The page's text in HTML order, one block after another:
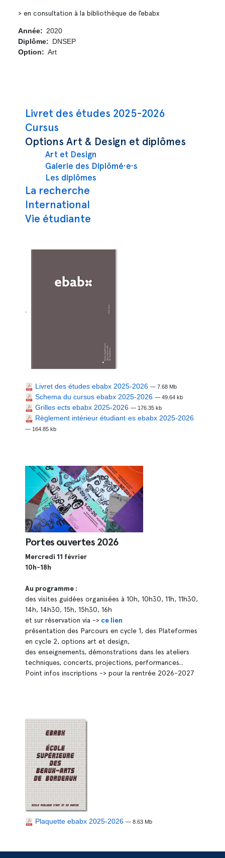
Navigation principale
Livret des études 2025-2026
Cursus
Options Art & Design et diplômes
Art et Design
Galerie des Diplômé·e·s
Les diplômes
La recherche
International
Vie étudiante
.
Livret des études ebabx 2025-2026 — 7.68 Mb
Schema du cursus ebabx 2025-2026 — 49.64 kb
Grilles ects ebabx 2025-2026 — 176.35 kb
Règlement intérieur étudiant·es ebabx 2025-2026
— 164.85 kb
Portes ouvertes 2026
Mercredi 11 février
10h-18h
Au programme :
des visites guidées organisées à 10h, 10h30, 11h, 11h30,
14h, 14h30, 15h, 15h30, 16h
et sur réservation via -> ce lien
présentation des Parcours en cycle 1, des Plateformes
en cycle 2, options art et design,
des enseignements, démonstrations dans les ateliers
techniques, concerts, projections, performances...
Point infos inscriptions -> pour la rentrée 2026-2027
Plaquette ebabx 2025-2026 — 8.63 Mb
> en consultation à la bibliothèque de l’ebabx
Année
2020
Diplôme
DNSEP
Option
Art